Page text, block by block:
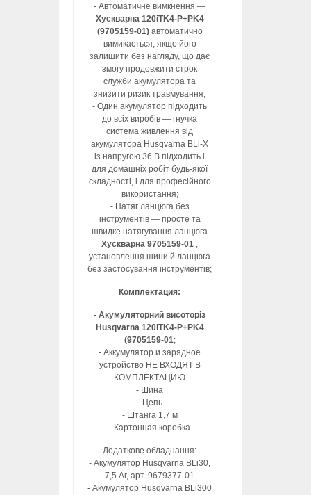
- Автоматичне вимкнення —
Хускварна 120iTK4-P+PK4
(9705159-01)автоматично
вимикається, якщо його
залишити без нагляду, що дає
змогу продовжити строк
служби акумулятора та
знизити ризик травмування;
- Один акумулятор підходить
до всіх виробів — гнучка
система живлення від
акумулятора Husqvarna BLi-X
із напругою 36 В підходить і
для домашніх робіт будь-якої
складності, і для професійного
використання;
- Натяг ланцюга без
інструментів — просте та
швидке натягування ланцюга
Хускварна 9705159-01 ,
установлення шини й ланцюга
без застосування інструментів;
Комплектация:
-Акумуляторний висоторіз
Husqvarna 120iTK4-P+PK4
(9705159-01;
- Аккумулятор и зарядное
устройство НЕ ВХОДЯТ В
КОМПЛЕКТАЦИЮ
- Шина
- Цепь
- Штанга 1,7 м
- Картонная коробка
Додаткове обладнання:
- Акумулятор Husqvarna BLi30,
7,5 Аг, арт. 9679377-01
- Акумулятор Husqvarna BLi300